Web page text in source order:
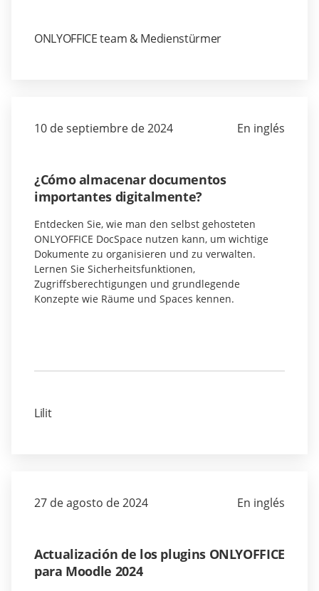
ONLYOFFICE team & Medienstürmer
10 de septiembre de 2024 En inglés
¿Cómo almacenar documentos
importantes digitalmente?
Entdecken Sie, wie man den selbst gehosteten
ONLYOFFICE DocSpace nutzen kann, um wichtige
Dokumente zu organisieren und zu verwalten.
Lernen Sie Sicherheitsfunktionen,
Zugriffsberechtigungen und grundlegende
Konzepte wie Räume und Spaces kennen.
Lilit
27 de agosto de 2024 En inglés
Actualización de los plugins ONLYOFFICE
para Moodle 2024